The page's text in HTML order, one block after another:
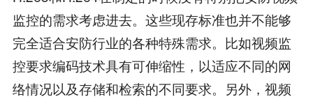
监控的需求考虑进去。这些现存标准也并不能够
完全适合安防行业的各种特殊需求。比如视频监
控要求编码技术具有可伸缩性，以适应不同的网
络情况以及存储和检索的不同要求。另外，视频